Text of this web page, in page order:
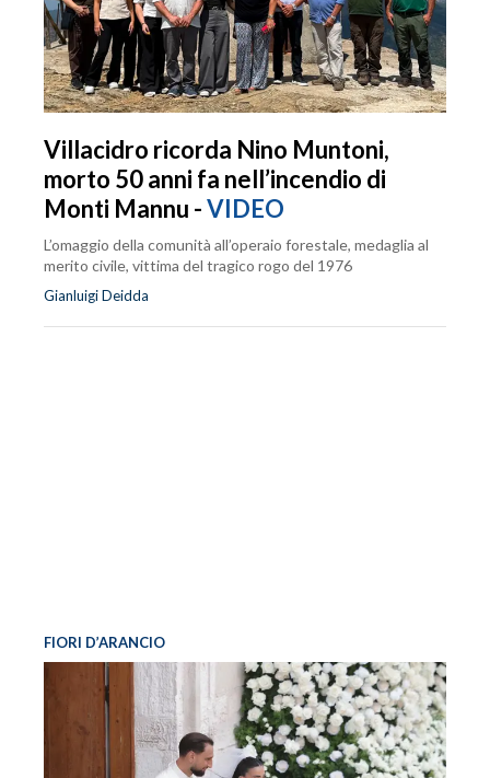
Villacidro ricorda Nino Muntoni,
morto 50 anni fa nell’incendio di
Monti Mannu -VIDEO
L’omaggio della comunità all’operaio forestale, medaglia al
merito civile, vittima del tragico rogo del 1976
Gianluigi Deidda
FIORI D’ARANCIO